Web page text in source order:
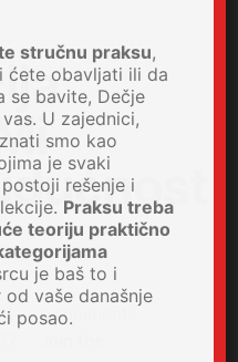
0 comments
stručnu praksu,
ćete obavljati ili da
se bavite, Dečje
U zajednici,
smo kao
je svaki
rešenje i
Praksu treba
teoriju praktično
je baš to i
vaše današnje
posao.